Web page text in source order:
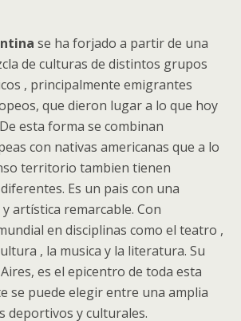
se ha forjado a partir de una
de culturas de distintos grupos
, principalmente emigrantes
que dieron lugar a lo que hoy
esta forma se combinan
con nativas americanas que a lo
territorio tambien tienen
Es un pais con una
artística remarcable. Con
en disciplinas como el teatro ,
, la musica y la literatura. Su
es el epicentro de toda esta
se puede elegir entre una amplia
deportivos y culturales.